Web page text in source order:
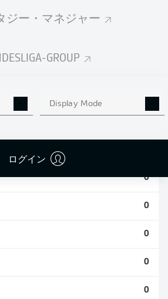
ジー・マネジャー
GROUP
Display Mode
ログイン
ズン 2025/2026
WON
0
0
0
0
0